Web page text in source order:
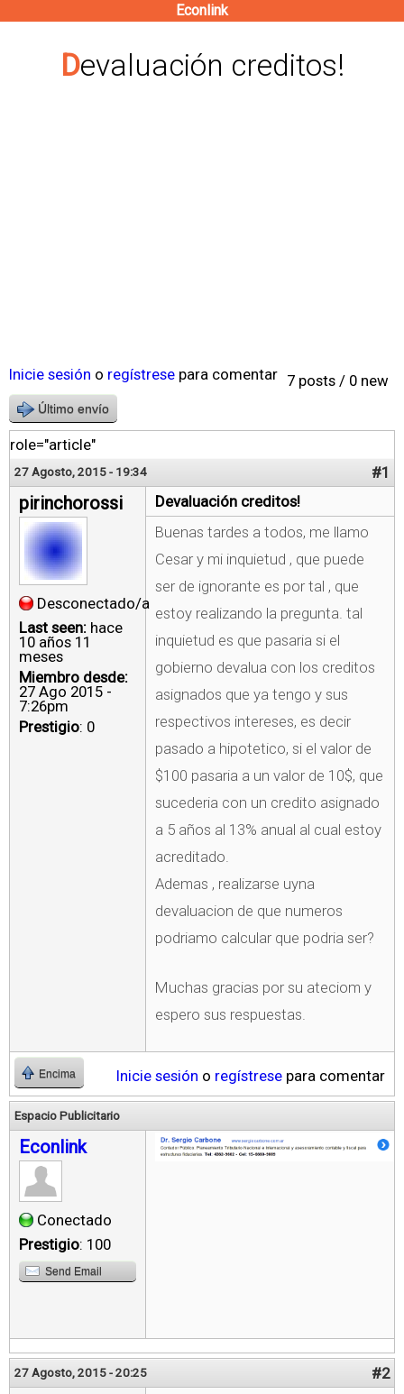
contenido
Econlink
Devaluación creditos!
7 posts / 0 new
Inicie sesión o regístrese para comentar
Último envío
role="article"
27 Agosto, 2015 - 19:34 #1
pirinchorossi
Desconectado/a
Last seen: hace
10 años 11
meses
Miembro desde:
27 Ago 2015 -
7:26pm
Prestigio: 0
Devaluación creditos!
Buenas tardes a todos, me llamo
Cesar y mi inquietud , que puede
ser de ignorante es por tal , que
estoy realizando la pregunta. tal
inquietud es que pasaria si el
gobierno devalua con los creditos
asignados que ya tengo y sus
respectivos intereses, es decir
pasado a hipotetico, si el valor de
$100 pasaria a un valor de 10$, que
sucederia con un credito asignado
a 5 años al 13% anual al cual estoy
acreditado.
Ademas , realizarse uyna
devaluacion de que numeros
podriamo calcular que podria ser?
Muchas gracias por su ateciom y
espero sus respuestas.
Encima Inicie sesión o regístrese para comentar
Espacio Publicitario
Econlink
Conectado
Prestigio: 100
Send Email
27 Agosto, 2015 - 20:25 #2